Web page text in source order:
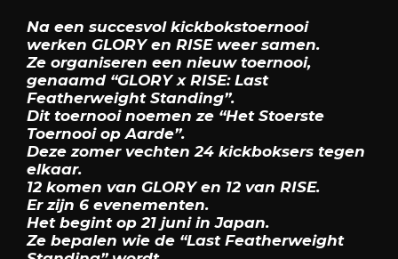
Na een succesvol kickbokstoernooi
werken GLORY en RISE weer samen.
Ze organiseren een nieuw toernooi,
genaamd “GLORY x RISE: Last
Featherweight Standing”.
Dit toernooi noemen ze “Het Stoerste
Toernooi op Aarde”.
Deze zomer vechten 24 kickboksers tegen
elkaar.
12 komen van GLORY en 12 van RISE.
Er zijn 6 evenementen.
Het begint op 21 juni in Japan.
Ze bepalen wie de “Last Featherweight